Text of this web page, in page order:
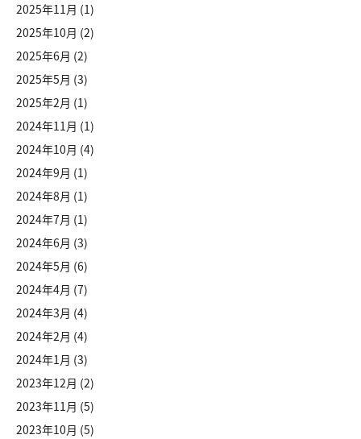
2025年11月 (1)
2025年10月 (2)
2025年6月 (2)
2025年5月 (3)
2025年2月 (1)
2024年11月 (1)
2024年10月 (4)
2024年9月 (1)
2024年8月 (1)
2024年7月 (1)
2024年6月 (3)
2024年5月 (6)
2024年4月 (7)
2024年3月 (4)
2024年2月 (4)
2024年1月 (3)
2023年12月 (2)
2023年11月 (5)
2023年10月 (5)